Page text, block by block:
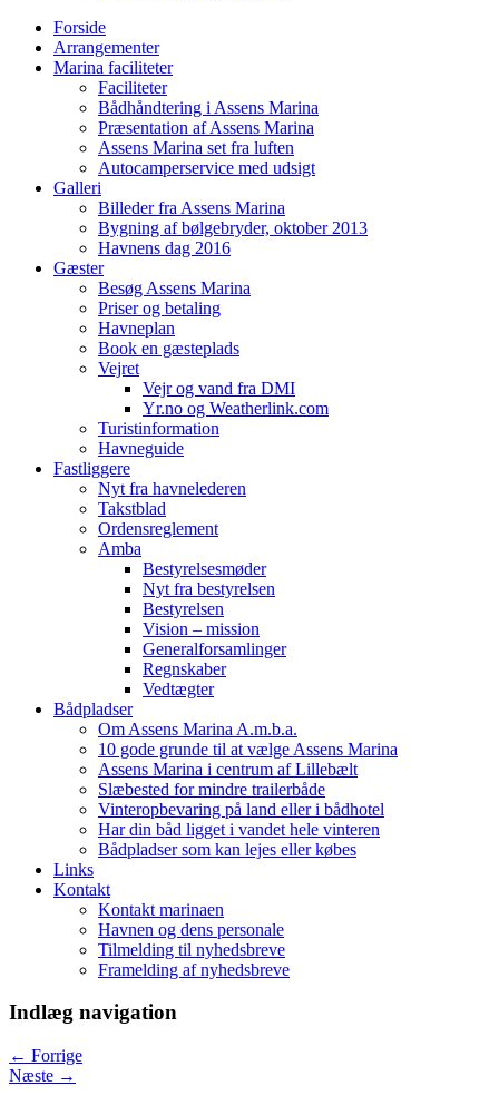
Forside
Arrangementer
Marina faciliteter
Faciliteter
Bådhåndtering i Assens Marina
Præsentation af Assens Marina
Assens Marina set fra luften
Autocamperservice med udsigt
Galleri
Billeder fra Assens Marina
Bygning af bølgebryder, oktober 2013
Havnens dag 2016
Gæster
Besøg Assens Marina
Priser og betaling
Havneplan
Book en gæsteplads
Vejret
Vejr og vand fra DMI
Yr.no og Weatherlink.com
Turistinformation
Havneguide
Fastliggere
Nyt fra havnelederen
Takstblad
Ordensreglement
Amba
Bestyrelsesmøder
Nyt fra bestyrelsen
Bestyrelsen
Vision – mission
Generalforsamlinger
Regnskaber
Vedtægter
Bådpladser
Om Assens Marina A.m.b.a.
10 gode grunde til at vælge Assens Marina
Assens Marina i centrum af Lillebælt
Slæbested for mindre trailerbåde
Vinteropbevaring på land eller i bådhotel
Har din båd ligget i vandet hele vinteren
Bådpladser som kan lejes eller købes
Links
Kontakt
Kontakt marinaen
Havnen og dens personale
Tilmelding til nyhedsbreve
Framelding af nyhedsbreve
Indlæg navigation
← Forrige
Næste →